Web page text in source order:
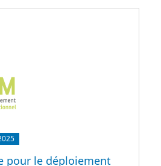
pour le déploiement